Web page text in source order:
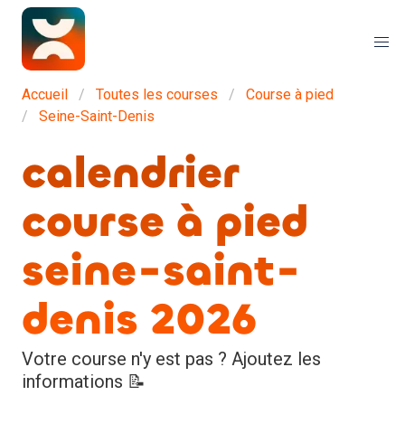
Accueil Toutes les courses
Course à pied
Seine-Saint-Denis
calendrier
course à pied
seine-saint-
denis 2026
Votre course n'y est pas ? Ajoutez les
informations 📝